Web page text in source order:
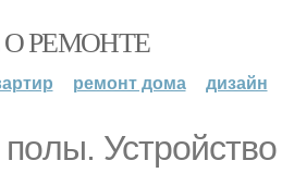
О РЕМОНТЕ
ремонт дома дизайн
Устрoйствo